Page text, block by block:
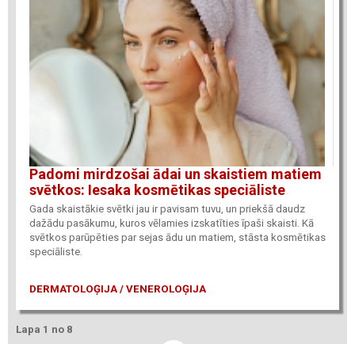
Padomi mirdzošai ādai un skaistiem matiem
svētkos: Iesaka kosmētikas speciāliste
Gada skaistākie svētki jau ir pavisam tuvu, un priekšā daudz
dažādu pasākumu, kuros vēlamies izskatīties īpaši skaisti. Kā
svētkos parūpēties par sejas ādu un matiem, stāsta kosmētikas
speciāliste.
DERMATOLOĢIJA / VENEROLOĢIJA
Lapa 1 no 8